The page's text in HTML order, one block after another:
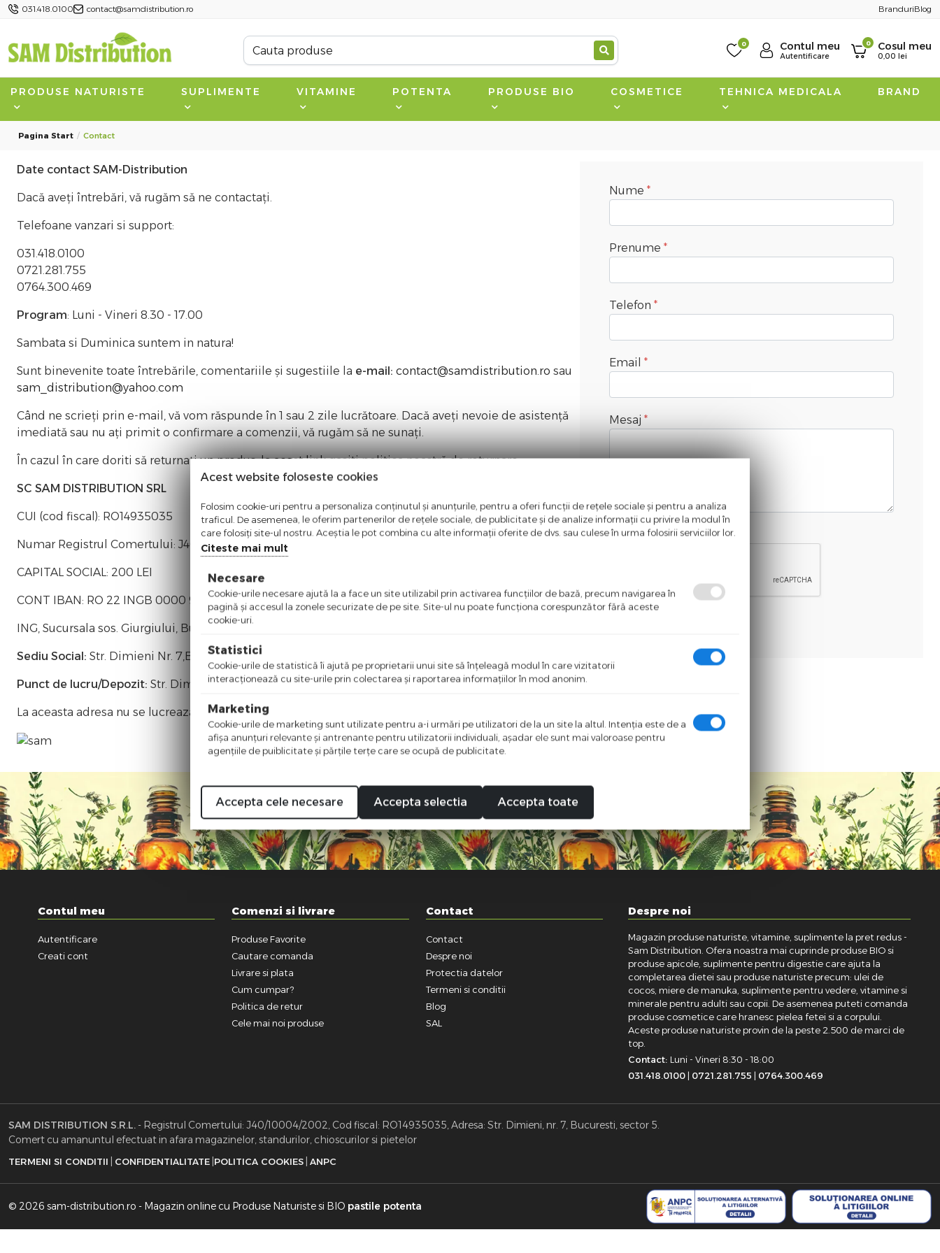
031.418.0100 contact@samdistribution.ro BranduriBlog
0 Contul meu
Autentificare
0 Cosul meu
0,00 lei
PRODUSE NATURISTE SUPLIMENTE VITAMINE POTENTA PRODUSE BIO COSMETICE TEHNICA MEDICALA BRAND
Pagina Start Contact
Date contact SAM-Distribution
Dacă aveți întrebări, vă rugăm să ne contactați.
Telefoane vanzari si support:
031.418.0100
0721.281.755
0764.300.469
Program: Luni - Vineri 8.30 - 17.00
Sambata si Duminica suntem in natura!
Sunt binevenite toate întrebările, comentariile și sugestiile la e-mail: contact@samdistribution.ro sau
sam_distribution@yahoo.com
Când ne scrieți prin e-mail, vă vom răspunde în 1 sau 2 zile lucrătoare. Dacă aveți nevoie de asistență
imediată sau nu ați primit o confirmare a comenzii, vă rugăm să ne sunați.
În cazul în care doriti să returnați un produs, laacest linkgasiti politica noastră de returnare.
SC SAM DISTRIBUTION SRL
CUI (cod fiscal): RO14935035
Numar Registrul Comertului: J40/10004/2002
CAPITAL SOCIAL: 200 LEI
CONT IBAN: RO 22 INGB 0000 9999 0464 3711
ING, Sucursala sos. Giurgiului, Bucuresti
Sediu Social: Str. Dimieni Nr. 7,Bucuresti, Cod 050354
Punct de lucru/Depozit: Str. Dimieni Nr. 7,Bucuresti, Cod 050354
La aceasta adresa nu se lucreaza cu publicul!
Nume
Prenume
Telefon
Email
Mesaj
Validare anti-roboti
Contul meu
Autentificare
Creati cont
Comenzi si livrare
Produse Favorite
Cautare comanda
Livrare si plata
Cum cumpar?
Politica de retur
Cele mai noi produse
Contact
Contact
Despre noi
Protectia datelor
Termeni si conditii
Blog
SAL
Despre noi
Magazin produse naturiste, vitamine, suplimente la pret redus -
Sam Distribution. Ofera noastra mai cuprinde produse BIO si
produse apicole, suplimente pentru digestie care ajuta la
completarea dietei sau produse naturiste precum: ulei de
cocos, miere de manuka, suplimente pentru vedere, vitamine si
minerale pentru adulti sau copii. De asemenea puteti comanda
produse cosmetice care hranesc pielea fetei si a corpului.
Aceste produse naturiste provin de la peste 2.500 de marci de
top.
Contact: Luni - Vineri 8:30 - 18:00
031.418.0100 | 0721.281.755 | 0764.300.469
SAM DISTRIBUTION S.R.L. - Registrul Comertului: J40/10004/2002, Cod fiscal: RO14935035, Adresa: Str. Dimieni, nr. 7, Bucuresti, sector 5.
Comert cu amanuntul efectuat in afara magazinelor, standurilor, chioscurilor si pietelor
TERMENI SI CONDITII CONFIDENTIALITATE POLITICA COOKIES ANPC
© 2026 sam-distribution.ro - Magazin online cu Produse Naturiste si BIO pastile potenta
Acest website foloseste cookies
Folosim cookie-uri pentru a personaliza conținutul și anunțurile, pentru a oferi funcții de rețele sociale și pentru a analiza
traficul. De asemenea, le oferim partenerilor de rețele sociale, de publicitate și de analize informații cu privire la modul în
care folosiți site-ul nostru. Aceștia le pot combina cu alte informații oferite de dvs. sau culese în urma folosirii serviciilor lor.
Citeste mai mult
Necesare
Cookie-urile necesare ajută la a face un site utilizabil prin activarea funcţiilor de bază, precum navigarea în
pagină şi accesul la zonele securizate de pe site. Site-ul nu poate funcţiona corespunzător fără aceste
cookie-uri.
Statistici
Cookie-urile de statistică îi ajută pe proprietarii unui site să înţeleagă modul în care vizitatorii
interacţionează cu site-urile prin colectarea şi raportarea informaţiilor în mod anonim.
Marketing
Cookie-urile de marketing sunt utilizate pentru a-i urmări pe utilizatori de la un site la altul. Intenţia este de a
afişa anunţuri relevante şi antrenante pentru utilizatorii individuali, aşadar ele sunt mai valoroase pentru
agenţiile de puiblicitate şi părţile terţe care se ocupă de publicitate.
Accepta cele necesare Accepta selectia Accepta toate